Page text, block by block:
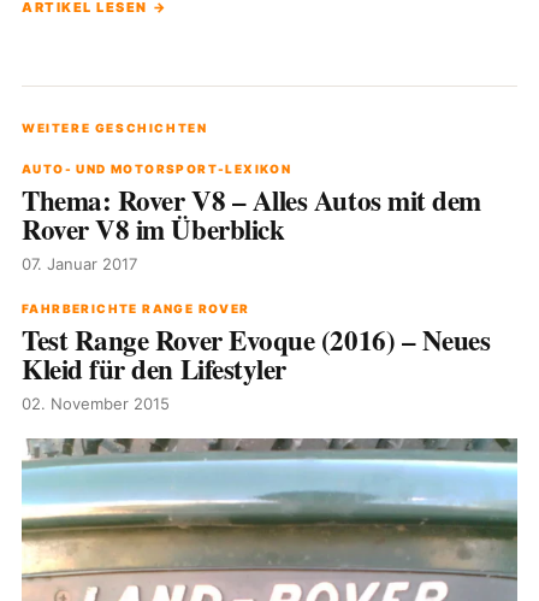
ARTIKEL LESEN →
WEITERE GESCHICHTEN
AUTO- UND MOTORSPORT-LEXIKON
Thema: Rover V8 – Alles Autos mit dem
Rover V8 im Überblick
07. Januar 2017
FAHRBERICHTE RANGE ROVER
Test Range Rover Evoque (2016) – Neues
Kleid für den Lifestyler
02. November 2015